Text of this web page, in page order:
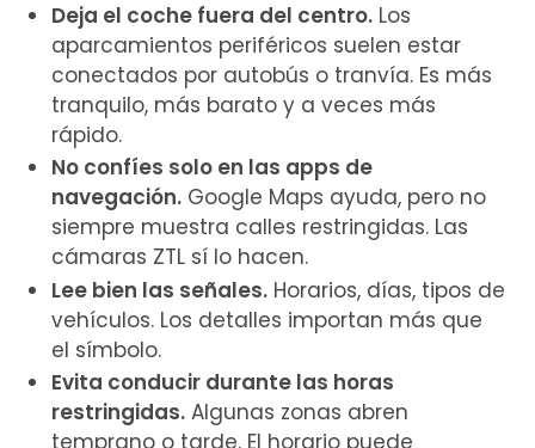
Deja el coche fuera del centro. Los
aparcamientos periféricos suelen estar
conectados por autobús o tranvía. Es más
tranquilo, más barato y a veces más
rápido.
No confíes solo en las apps de
navegación. Google Maps ayuda, pero no
siempre muestra calles restringidas. Las
cámaras ZTL sí lo hacen.
Lee bien las señales. Horarios, días, tipos de
vehículos. Los detalles importan más que
el símbolo.
Evita conducir durante las horas
restringidas. Algunas zonas abren
temprano o tarde. El horario puede